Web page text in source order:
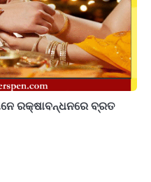
ରକ୍ଷାବନ୍ଧନରେ ବ୍ରତ